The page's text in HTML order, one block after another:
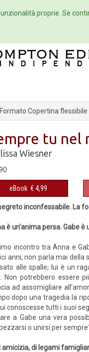
Eventi
Formato Copertina flessibile
tu nel
Wiesner
eBook € 4,99
inconfessabile. La
è un’anima persa. Gabe
incontro tra Anna e
anni, non parla mai
alle spalle; lui è un
potrebbero essere
ad assomigliare
dopo una tragedia la
conoscesse tutti i suoi
a Gabe una vera
o unirsi per
di legami
proprie. Se